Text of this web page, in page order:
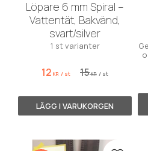
Löpare 6 mm Spiral –
Vattentät, Bakvänd,
svart/silver
1 st varianter
12 KR / st 15KR / st